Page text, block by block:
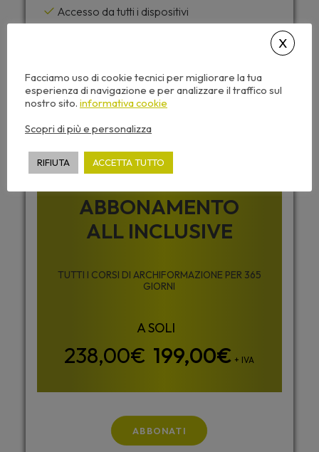
Accesso da tutti i dispositivi
Desideri accedere a tutti i corsi di
Archiformazione senza limiti ?
ABBONAMENTO
ALL INCLUSIVE
TUTTI I CORSI DI ARCHIFORMAZIONE PER 365
GIORNI
199,00€ + IVA
ABBONATI
Facciamo uso di cookie tecnici per migliorare la tua
esperienza di navigazione e per analizzare il traffico sul
nostro sito. informativa cookie
Scopri di più e personalizza
RIFIUTA ACCETTA TUTTO